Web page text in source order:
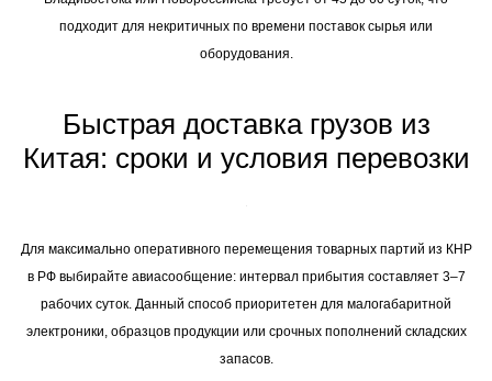
подходит для некритичных по времени поставок сырья или
оборудования.
Быстрая доставка грузов из
Китая: сроки и условия перевозки
Для максимально оперативного перемещения товарных партий из КНР
в РФ выбирайте авиасообщение: интервал прибытия составляет 3–7
рабочих суток. Данный способ приоритетен для малогабаритной
электроники, образцов продукции или срочных пополнений складских
запасов.